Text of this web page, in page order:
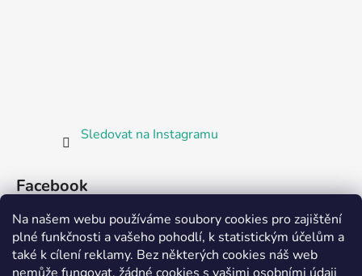
Na našem webu používáme soubory cookies pro zajištění
plné funkčnosti a vašeho pohodlí, k statistickým účelům a
také k cílení reklamy. Bez některých cookies náš web
Sledovat na Instagramu
Facebook